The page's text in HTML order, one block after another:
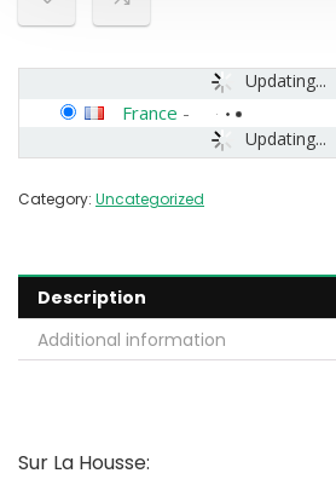
Updating...
Updating...
France -
Category: Uncategorized
Description
Additional information
Sur La Housse: